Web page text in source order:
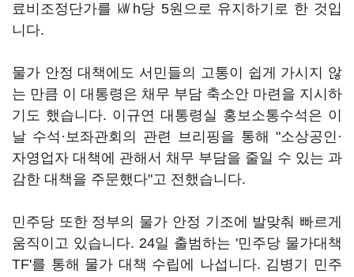
료비조정단가를 ㎾h당 5원으로 유지하기로 한 것입
니다.
물가 안정 대책에도 서민들의 고통이 쉽게 가시지 않
는 만큼 이 대통령은 채무 부담 축소안 마련을 지시하
기도 했습니다. 이규연 대통령실 홍보소통수석은 이
날 수석·보좌관회의 관련 브리핑을 통해 "소상공인·
자영업자 대책에 관해서 채무 부담을 줄일 수 있는 과
감한 대책을 주문했다"고 전했습니다.
민주당 또한 정부의 물가 안정 기조에 발맞춰 빠르게
움직이고 있습니다. 24일 출범하는 '민주당 물가대책
TF'를 통해 물가 대책 수립에 나섭니다. 김병기 민주